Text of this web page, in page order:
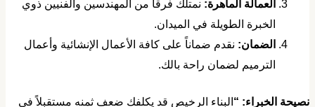
​العمالة الماهرة:نمتلك فرقاً من المهندسين والفنيين ذوي
الخبرة الطويلة في الميدان.
​الضمان:نقدم ضماناً على كافة الأعمال الإنشائية وأعمال
الترميم لضمان راحة بالك.
الخبراء: “ البناء الرخيص قد يكلفك ضعف ثمنه مستقبلاً في